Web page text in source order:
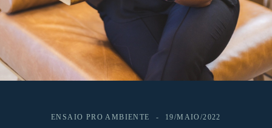
ENSAIO PRO AMBIENTE 19/MAIO/2022